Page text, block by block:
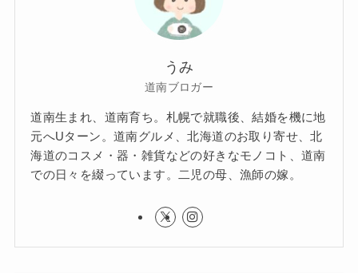
うみ
道南ブロガー
道南生まれ、道南育ち。札幌で就職後、結婚を機に地
元へUターン。道南グルメ、北海道のお取り寄せ、北
海道のコスメ・器・雑貨などの好きなモノコト、道南
での日々を綴っています。二児の母、漁師の嫁。